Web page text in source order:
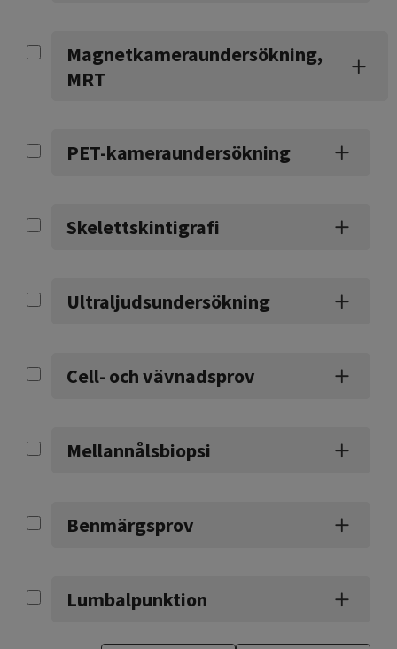
Magnetkameraundersökning,
MRT
PET-kameraundersökning
Skelettskintigrafi
Ultraljudsundersökning
Cell- och vävnadsprov
Mellannålsbiopsi
Benmärgsprov
Lumbalpunktion